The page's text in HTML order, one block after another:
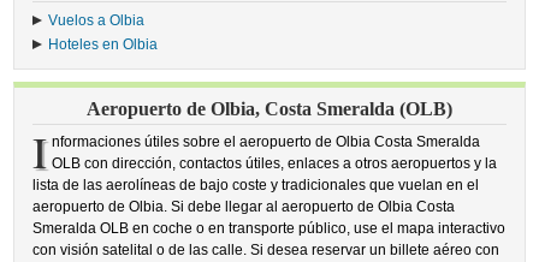
Vuelos a Olbia
Hoteles en Olbia
Aeropuerto de Olbia, Costa Smeralda (OLB)
I nformaciones útiles sobre el aeropuerto de Olbia Costa Smeralda
OLB con dirección, contactos útiles, enlaces a otros aeropuertos y la
lista de las aerolíneas de bajo coste y tradicionales que vuelan en el
aeropuerto de Olbia. Si debe llegar al aeropuerto de Olbia Costa
Smeralda OLB en coche o en transporte público, use el mapa interactivo
con visión satelital o de las calle. Si desea reservar un billete aéreo con